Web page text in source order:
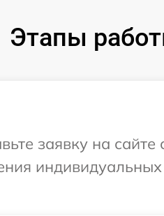
Этапы
заявку на